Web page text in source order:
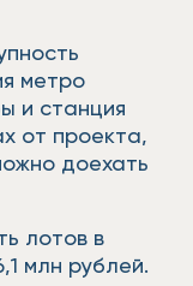
метро
и станция
от проекта,
доехать
лотов в
млн рублей.